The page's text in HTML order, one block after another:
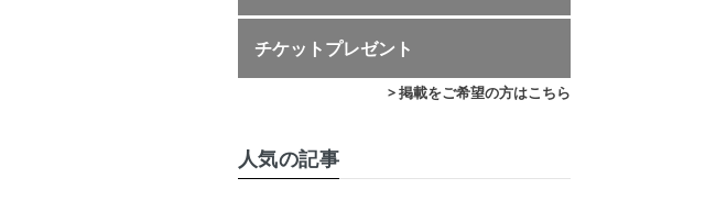
チケットプレゼント
> 掲載をご希望の方はこちら
人気の記事